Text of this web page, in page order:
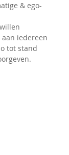
& ego-
iedereen
tot stand